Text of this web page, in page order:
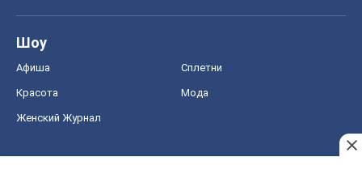
Шоу
Афиша Сплетни
Красота Мода
Женский Журнал